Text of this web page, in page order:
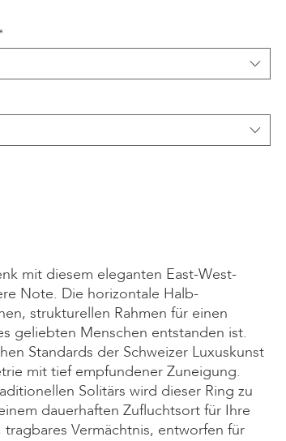
mit diesem eleganten East-West-
Note. Die horizontale Halb-
strukturellen Rahmen für einen
geliebten Menschen entstanden ist.
Standards der Schweizer Luxuskunst
mit tief empfundener Zuneigung.
Solitärs wird dieser Ring zu
dauerhaften Zufluchtsort für Ihre
Vermächtnis, entworfen für